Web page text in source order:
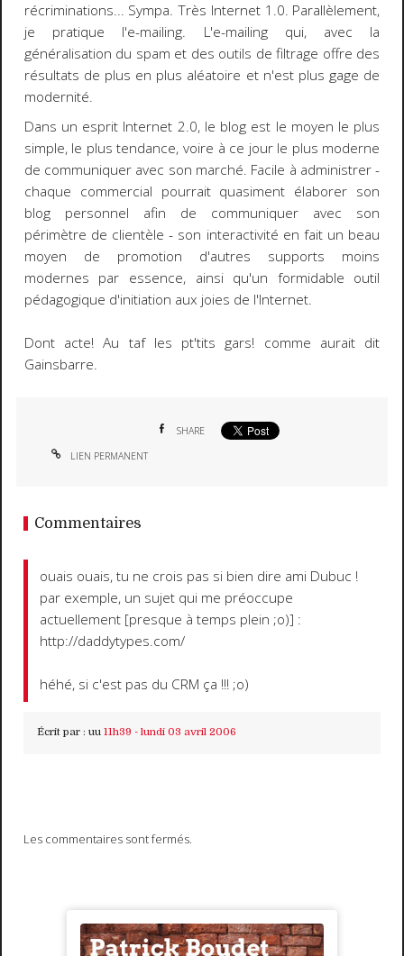
récriminations... Sympa. Très Internet 1.0. Parallèlement,
je pratique l'e-mailing. L'e-mailing qui, avec la
généralisation du spam et des outils de filtrage offre des
résultats de plus en plus aléatoire et n'est plus gage de
modernité.
Dans un esprit Internet 2.0, le blog est le moyen le plus
simple, le plus tendance, voire à ce jour le plus moderne
de communiquer avec son marché. Facile à administrer -
chaque commercial pourrait quasiment élaborer son
blog personnel afin de communiquer avec son
périmètre de clientèle - son interactivité en fait un beau
moyen de promotion d'autres supports moins
modernes par essence, ainsi qu'un formidable outil
pédagogique d'initiation aux joies de l'Internet.
Dont acte!Au taf les pt'tits gars! comme aurait dit
Gainsbarre.
SHARE
LIEN PERMANENT
Commentaires
ouais ouais, tu ne crois pas si bien dire ami Dubuc !
par exemple, un sujet qui me préoccupe
actuellement [presque à temps plein ;o)] :
http://daddytypes.com/
héhé, si c'est pas du CRM ça !!! ;o)
Écrit par : uu 11h39 - lundi 03 avril 2006
Les commentaires sont fermés.